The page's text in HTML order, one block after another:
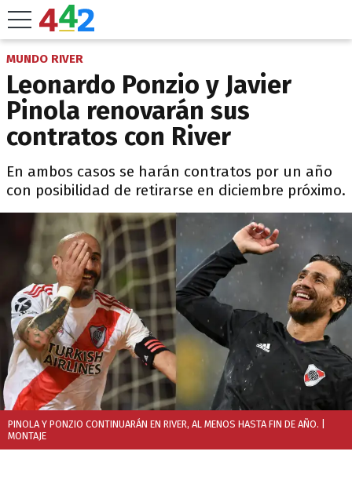
MUNDO RIVER
Leonardo Ponzio y Javier
Pinola renovarán sus
contratos con River
En ambos casos se harán contratos por un año
con posibilidad de retirarse en diciembre próximo.
PINOLA Y PONZIO CONTINUARÁN EN RIVER, AL MENOS HASTA FIN DE AÑO.
MONTAJE